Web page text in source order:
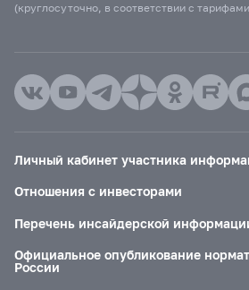
(круглосуточно, в соответствии с
Личный кабинет участника
Отношения с инвесторами
Перечень инсайдерской
Официальное опубликование
России